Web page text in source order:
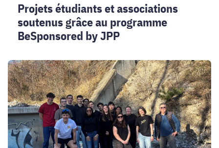
Projets étudiants et associations
soutenus grâce au programme
BeSponsored by JPP
Les
GeRi
3
sur
le
terrain
: